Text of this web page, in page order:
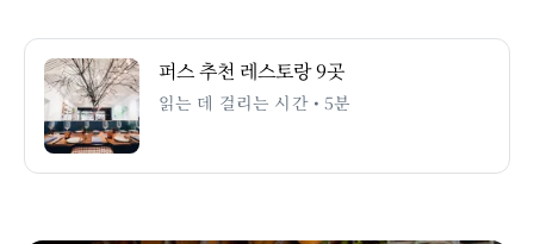
퍼스 추천 레스토랑 9곳
읽는 데 걸리는 시간 • 5분